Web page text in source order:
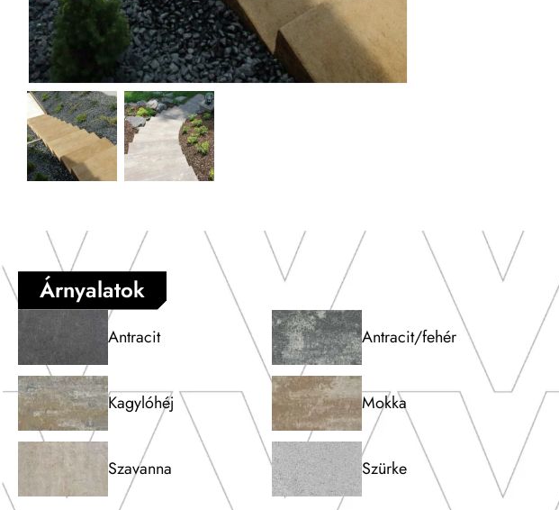
Árnyalatok
Antracit Antracit/fehér
Kagylóhéj Mokka
Szavanna Szürke